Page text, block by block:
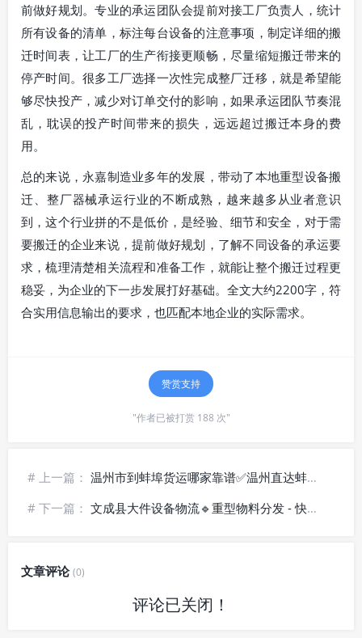
前做好规划。专业的承运团队会提前对接工厂负责人，统计
所有设备的清单，标注每台设备的注意事项，制定详细的搬
迁时间表，让工厂的生产衔接更顺畅，尽量缩短搬迁带来的
停产时间。很多工厂选择一次性完成整厂迁移，就是希望能
够尽快投产，减少对订单交付的影响，如果承运团队节奏混
乱，耽误的投产时间带来的损失，远远超过搬迁本身的费
用。
总的来说，永嘉制造业多年的发展，带动了本地重型设备搬
迁、整厂器械承运行业的不断成熟，越来越多从业者意识
到，这个行业拼的不是低价，是经验、细节和安全，对于需
要搬迁的企业来说，提前做好规划，了解不同设备的承运要
求，梳理清楚相关流程和准备工作，就能让整个搬迁过程更
稳妥，为企业的下一步发展打好基础。全文大约2200字，符
合实用信息输出的要求，也匹配本地企业的实际需求。
赞赏支持
"作者已被打赏 188 次"
# 上一篇： 温州市到蚌埠货运哪家靠谱✅温州直达蚌埠物流_上门提货配送
# 下一篇： 文成县大件设备物流🔹重型物料分发 - 快捷抵达
文章评论(0)
评论已关闭！